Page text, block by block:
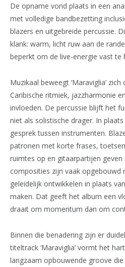
De opname vond plaats in een
met volledige bandbezetting
blazers en uitgebreide percussie.
klank: warm, licht ruw aan de
beperkt om de live-energie vast te
Muzikaal beweegt ‘Maraviglia’
Caribische ritmiek, jazzharmonie
invloeden. De percussie blijft het
niet als solistische drager. In
gesprek tussen instrumenten.
patronen met korte frases,
ruimtes op en gitaarpartijen geven
composities zijn vaak opgebouwd
geleidelijk ontwikkelen in plaats
maken. Dat geeft het album een
draait om momentum dan om
Binnen die benadering zijn er
titeltrack ‘Maraviglia’ vormt het
langzaam opbouwende groove